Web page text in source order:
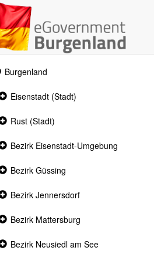
Expanded
section
Burgenland
Collapsed
Eisenstadt (Stadt)
Collapsed
section
Rust (Stadt)
Collapsed
Bezirk Eisenstadt-Umgebung
Collapsed
Bezirk Güssing
Collapsed
Bezirk Jennersdorf
Collapsed
Bezirk Mattersburg
Collapsed
Bezirk Neusiedl am See